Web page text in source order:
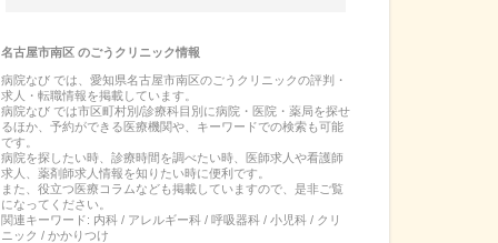
名古屋市南区のごうクリニック情報
病院なび では、 愛知県名古屋市南区のごうクリニックの評判・
求人・転職情報を掲載しています。
病院なび では市区町村別/診療科目別に病院・医院・薬局を探せ
るほか、予約ができる医療機関や、キーワードでの検索も可能
です。
病院を探したい時、診療時間を調べたい時、医師求人や看護師
求人、薬剤師求人情報を知りたい時に便利です。
また、役立つ医療コラムなども掲載していますので、是非ご覧
になってください。
関連キーワード: 内科 / アレルギー科 / 呼吸器科 / 小児科 / クリ
ニック / かかりつけ